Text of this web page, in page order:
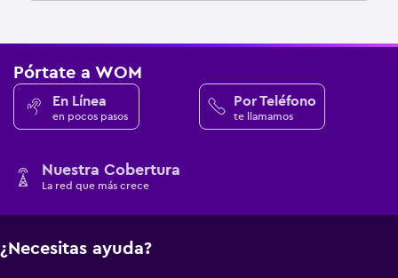
Pórtate a WOM
En Línea
en pocos pasos
Por Teléfono
te llamamos
Nuestra Cobertura
La red que más crece
¿Necesitas ayuda?